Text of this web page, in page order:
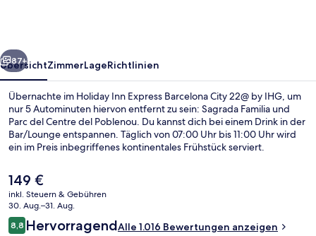
by
IHG
Weiter
87+
ÜbersichtZimmerLageRichtlinien
Übernachte im Holiday Inn Express Barcelona City 22@ by IHG, um
nur 5 Autominuten hiervon entfernt zu sein: Sagrada Familia und
Parc del Centre del Poblenou. Du kannst dich bei einem Drink in der
Bar/Lounge entspannen. Täglich von 07:00 Uhr bis 11:00 Uhr wird
ein im Preis inbegriffenes kontinentales Frühstück serviert.
Passeig de Gràcia und Barcelona International Convention Centre.
Andere Reisende schätzen die fußläufige Entfernung zu den
öffentlichen Verkehrsmitteln: Zur U-Bahn-Station Llacuna sind es 4
und zur U-Bahn-Station Poblenou sind es 7 Gehminuten.
Der
aktuelle
Preis
beträgt
149 €.
149 €
inkl. Steuern & Gebühren
30. Aug.–31. Aug.
Bewertungen
8,88,8 von 10.
HervorragendAlle 1.016 Bewertungen anzeigen